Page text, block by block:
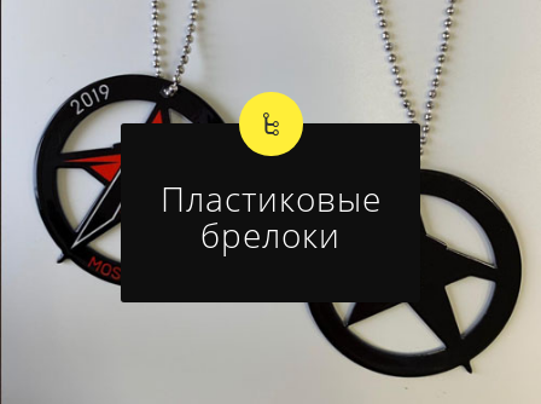
Пластиковые
брелоки